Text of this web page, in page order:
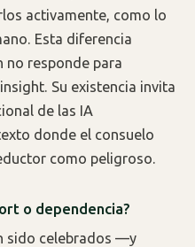
activamente, como lo
Esta diferencia
no responde para
Su existencia invita
de las IA
donde el consuelo
como peligroso.
o dependencia?
sido celebrados —y